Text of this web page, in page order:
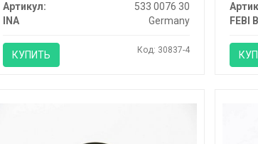
Артикул:
533 0076 30
INA
Germany
КУПИТЬ Код: 30837-4
FEBI